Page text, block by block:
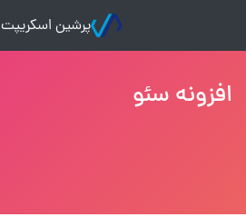
پرشین اسکریپت
افزونه سئو